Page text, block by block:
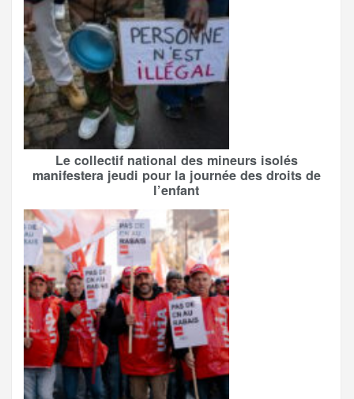
Le collectif national des mineurs isolés
manifestera jeudi pour la journée des droits de
l’enfant